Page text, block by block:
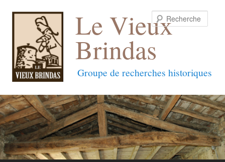
Le Vieux
Brindas
Groupe de recherches historiques